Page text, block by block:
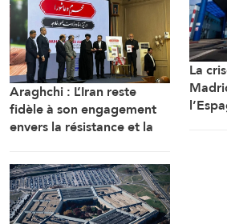
Araghchi : L’Iran reste
fidèle à son engagement
envers la résistance et la
malgré toutes les pressions
La